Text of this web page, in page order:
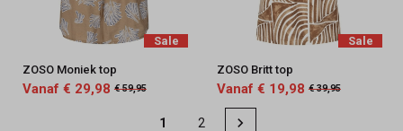
Sale
ZOSO Moniek top
Vanaf € 29,98 € 59,95
Sale
ZOSO Britt top
Vanaf € 19,98 € 39,95
1 2